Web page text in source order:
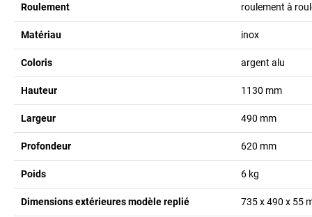
Roulement roulement à
Matériau inox
Coloris argent alu
Hauteur 1130 mm
Largeur 490 mm
Profondeur 620 mm
Poids 6 kg
Dimensions extérieures modèle replié 735 x 490 x 55